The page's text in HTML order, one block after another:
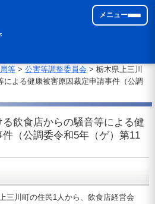
メニュー
等> 公害等調整委員会 > 栃木県上三川
による健康被害原因裁定申請事件（公調
飲食店からの騒音等による健
（公調委令和5年（ゲ）第11
三川町の住民1人から、飲食店経営会